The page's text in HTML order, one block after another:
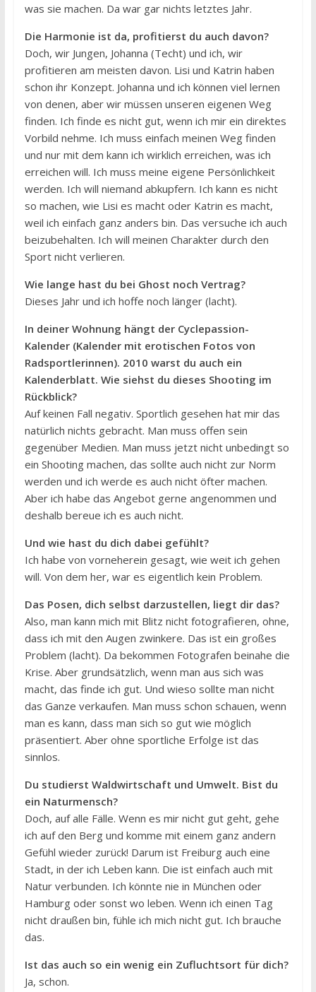
was sie machen. Da war gar nichts letztes Jahr.
Die Harmonie ist da, profitierst du auch davon?
Doch, wir Jungen, Johanna (Techt) und ich, wir
profitieren am meisten davon. Lisi und Katrin haben
schon ihr Konzept. Johanna und ich können viel lernen
von denen, aber wir müssen unseren eigenen Weg
finden. Ich finde es nicht gut, wenn ich mir ein direktes
Vorbild nehme. Ich muss einfach meinen Weg finden
und nur mit dem kann ich wirklich erreichen, was ich
erreichen will. Ich muss meine eigene Persönlichkeit
werden. Ich will niemand abkupfern. Ich kann es nicht
so machen, wie Lisi es macht oder Katrin es macht,
weil ich einfach ganz anders bin. Das versuche ich auch
beizubehalten. Ich will meinen Charakter durch den
Sport nicht verlieren.
Wie lange hast du bei Ghost noch Vertrag?
Dieses Jahr und ich hoffe noch länger (lacht).
In deiner Wohnung hängt der Cyclepassion-
Kalender (Kalender mit erotischen Fotos von
Radsportlerinnen). 2010 warst du auch ein
Kalenderblatt. Wie siehst du dieses Shooting im
Rückblick?
Auf keinen Fall negativ. Sportlich gesehen hat mir das
natürlich nichts gebracht. Man muss offen sein
gegenüber Medien. Man muss jetzt nicht unbedingt so
ein Shooting machen, das sollte auch nicht zur Norm
werden und ich werde es auch nicht öfter machen.
Aber ich habe das Angebot gerne angenommen und
deshalb bereue ich es auch nicht.
Und wie hast du dich dabei gefühlt?
Ich habe von vorneherein gesagt, wie weit ich gehen
will. Von dem her, war es eigentlich kein Problem.
Das Posen, dich selbst darzustellen, liegt dir das?
Also, man kann mich mit Blitz nicht fotografieren, ohne,
dass ich mit den Augen zwinkere. Das ist ein großes
Problem (lacht). Da bekommen Fotografen beinahe die
Krise. Aber grundsätzlich, wenn man aus sich was
macht, das finde ich gut. Und wieso sollte man nicht
das Ganze verkaufen. Man muss schon schauen, wenn
man es kann, dass man sich so gut wie möglich
präsentiert. Aber ohne sportliche Erfolge ist das
sinnlos.
Du studierst Waldwirtschaft und Umwelt. Bist du
ein Naturmensch?
Doch, auf alle Fälle. Wenn es mir nicht gut geht, gehe
ich auf den Berg und komme mit einem ganz andern
Gefühl wieder zurück! Darum ist Freiburg auch eine
Stadt, in der ich Leben kann. Die ist einfach auch mit
Natur verbunden. Ich könnte nie in München oder
Hamburg oder sonst wo leben. Wenn ich einen Tag
nicht draußen bin, fühle ich mich nicht gut. Ich brauche
das.
Ist das auch so ein wenig ein Zufluchtsort für dich?
Ja, schon.